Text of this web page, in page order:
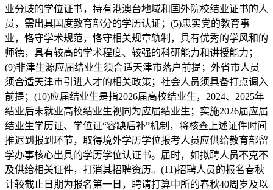
业分歧的学位证书，持有港澳台地域和国外院校结业证书的人
员，需出具国度教育部分的学历认证；(5)忠实党的教育事
业，恪守学术规范，恪守相关规章轨制，具有优秀的学风和的
师德，具有较高的学术程度、较强的科研能力和讲授能力；
(9)非津生源应届结业生须合适天津市落户前提；外省市人员
须合适天津市引进人才的相关政策；社会人员须具备打点调入
前提；(10)应届结业生是指2026届高校结业生，2024、2025年
结业后未就业高校结业生视同为应届结业生；实施2026届应届
结业生学历证、学位证“容缺后补”机制，将核查上述证件时间
推迟到报到环节，取得境外学历学位报考人员应供给教育部留
学办事核心出具的学历学位认证书。届时，如拟聘人员不克不
及供给相关证件，打消其招聘资历。(11)招聘人员的报名春秋
计较截止日期为报名第一日，聘请打算中所的春秋40周岁及以